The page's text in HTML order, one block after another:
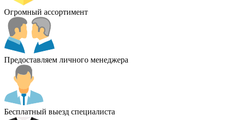
Огромный ассортимент
Предоставляем личного менеджера
Бесплатный выезд специалиста